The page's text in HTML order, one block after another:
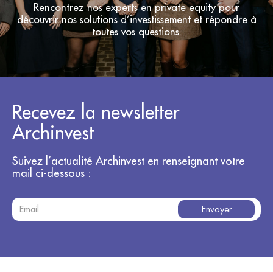
Rencontrez nos experts en private equity pour
découvrir nos solutions d’investissement et répondre à
toutes vos questions.
Recevez la newsletter
Archinvest
Suivez l’actualité Archinvest en renseignant votre
mail ci-dessous :